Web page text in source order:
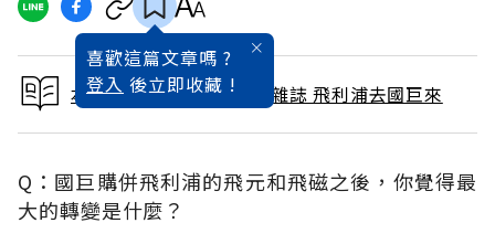
喜歡這篇文章嗎 ?
登入 後立即收藏 !
本文出自 2001 / 11月號雜誌 飛利浦去國巨來
Q：國巨購併飛利浦的飛元和飛磁之後，你覺得最
大的轉變是什麼？